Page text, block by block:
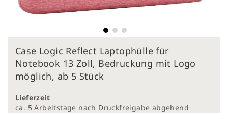
Anfang
der
Bildergalerie
Case Logic Reflect Laptophülle für
Notebook 13 Zoll, Bedruckung mit Logo
möglich, ab 5 Stück
Lieferzeit
ca. 5 Arbeitstage nach Druckfreigabe abgehend